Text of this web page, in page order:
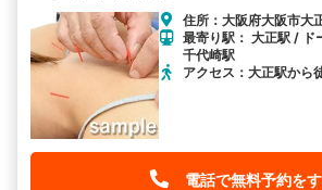
住所：大阪府大阪市大
最寄り駅： 大正駅 / ド
千代崎駅
アクセス：大正駅から
電話で無料予約を